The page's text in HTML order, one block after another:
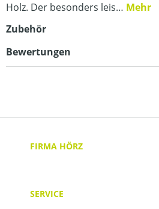
Holz. Der besonders leis… Mehr
Zubehör
Bewertungen
FIRMA HÖRZ
SERVICE